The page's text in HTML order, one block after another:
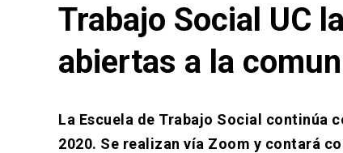
Trabajo Social UC
abiertas a la
La Escuela de Trabajo Social continúa
2020. Se realizan vía Zoom y contará